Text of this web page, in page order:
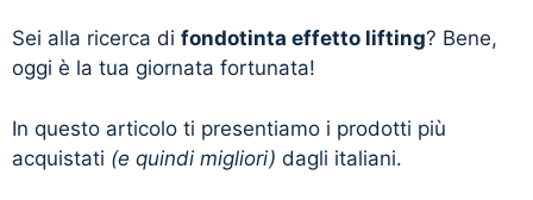
Sei alla ricerca di fondotinta effetto lifting? Bene,
oggi è la tua giornata fortunata!
In questo articolo ti presentiamo i prodotti più
acquistati (e quindi migliori) dagli italiani.